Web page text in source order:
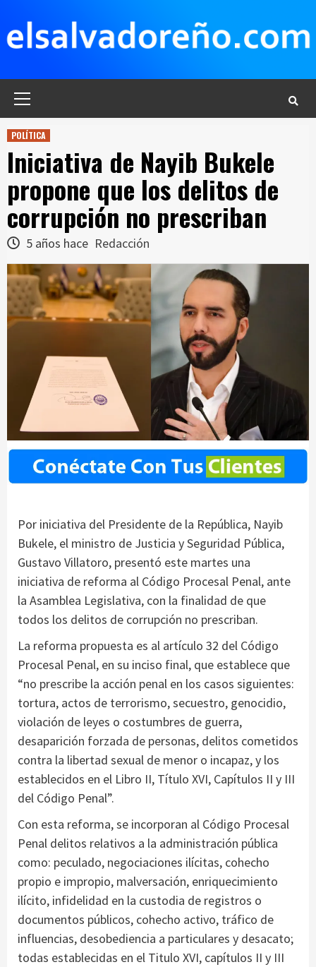
contenido
POLÍTICA
Iniciativa de Nayib Bukele
propone que los delitos de
corrupción no prescriban
5 años hace Redacción
Por iniciativa del Presidente de la República, Nayib
Bukele, el ministro de Justicia y Seguridad Pública,
Gustavo Villatoro, presentó este martes una
iniciativa de reforma al Código Procesal Penal, ante
la Asamblea Legislativa, con la finalidad de que
todos los delitos de corrupción no prescriban.
La reforma propuesta es al artículo 32 del Código
Procesal Penal, en su inciso final, que establece que
“no prescribe la acción penal en los casos siguientes:
tortura, actos de terrorismo, secuestro, genocidio,
violación de leyes o costumbres de guerra,
desaparición forzada de personas, delitos cometidos
contra la libertad sexual de menor o incapaz, y los
establecidos en el Libro II, Título XVI, Capítulos II y III
del Código Penal”.
Con esta reforma, se incorporan al Código Procesal
Penal delitos relativos a la administración pública
como: peculado, negociaciones ilícitas, cohecho
propio e impropio, malversación, enriquecimiento
ilícito, infidelidad en la custodia de registros o
documentos públicos, cohecho activo, tráfico de
influencias, desobediencia a particulares y desacato;
todas establecidas en el Titulo XVI, capítulos II y III